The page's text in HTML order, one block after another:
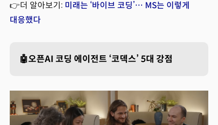
👉더 알아보기: 미래는 ‘바이브 코딩’… MS는 이렇게
대응했다
🤖오픈AI 코딩 에이전트 ‘코덱스’ 5대 강점